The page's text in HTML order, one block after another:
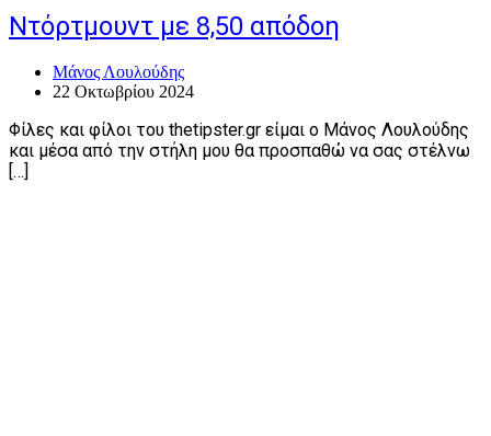
Ντόρτμουντ με 8,50 απόδοη
Μάνος Λουλούδης
22 Οκτωβρίου 2024
Φίλες και φίλοι του thetipster.gr είμαι ο Μάνος Λουλούδης
και μέσα από την στήλη μου θα προσπαθώ να σας στέλνω
[…]